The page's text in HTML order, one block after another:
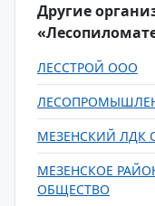
Другие
ЛЕССТРОЙ ООО
МЕЗЕНСКИЙ ЛДК
МЕЗЕНСКОЕ
ОБЩЕСТВО